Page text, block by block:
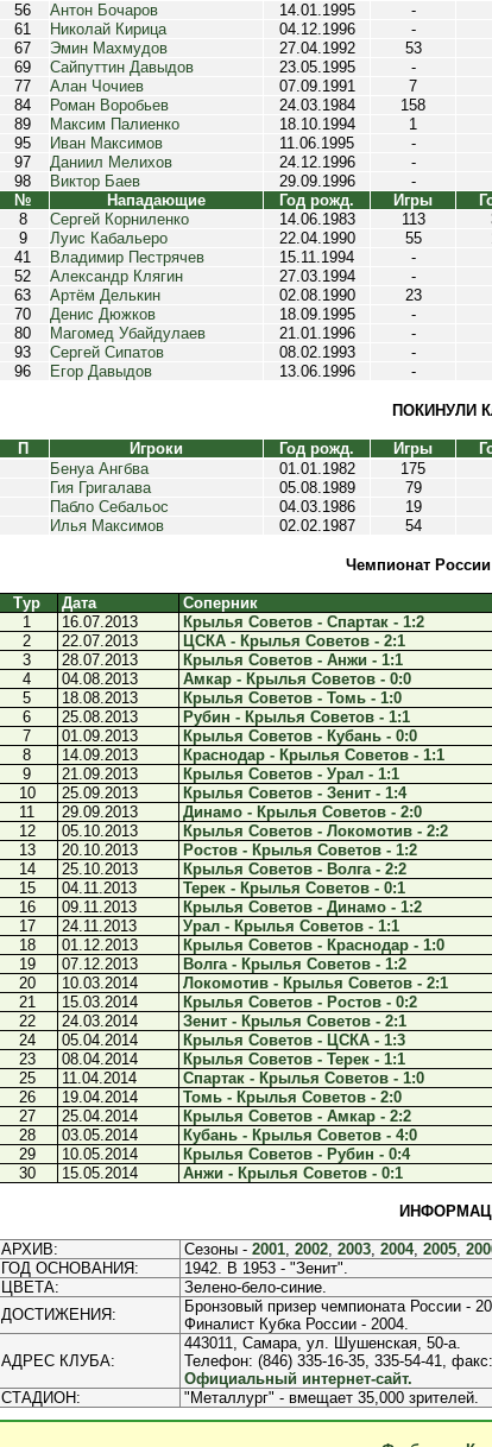
56
Антон Бочаров 14.01.1995 -
61
Николай Кирица 04.12.1996 -
67
Эмин Махмудов 27.04.1992 53
69
Сайпуттин Давыдов 23.05.1995 -
77
Алан Чочиев 07.09.1991 7
84
Роман Воробьев 24.03.1984 158
89
Максим Палиенко 18.10.1994 1
95
Иван Максимов 11.06.1995 -
97
Даниил Мелихов 24.12.1996 -
98
Виктор Баев 29.09.1996 -
№
Нападающие Год рожд. Игры
8
Сергей Корниленко 14.06.1983 113
9
Луис Кабальеро 22.04.1990 55
41
Владимир Пестрячев 15.11.1994 -
52
Александр Клягин 27.03.1994 -
63
Артём Делькин 02.08.1990 23
70
Денис Дюжков 18.09.1995 -
80
Магомед Убайдулаев 21.01.1996 -
93
Сергей Сипатов 08.02.1993 -
96
Егор Давыдов 13.06.1996 -
ПОКИНУЛИ
П Игроки Год рожд. Игры
Бенуа Ангбва
01.01.1982 175
Гия Григалава
05.08.1989 79
Пабло Себальос
04.03.1986 19
Илья Максимов
02.02.1987 54
Чемпионат России
Тур Дата Соперник
1
16.07.2013 Крылья Советов - Спартак - 1:2
2
22.07.2013 ЦСКА - Крылья Советов - 2:1
3
28.07.2013 Крылья Советов - Анжи - 1:1
4
04.08.2013
Амкар - Крылья Советов - 0:0
5
18.08.2013 Крылья Советов - Томь - 1:0
6
25.08.2013 Рубин - Крылья Советов - 1:1
7
01.09.2013
Крылья Советов - Кубань - 0:0
8
14.09.2013 Краснодар - Крылья Советов - 1:1
9
21.09.2013 Крылья Советов - Урал - 1:1
10
25.09.2013 Крылья Советов - Зенит - 1:4
11
29.09.2013
Динамо - Крылья Советов - 2:0
12
05.10.2013 Крылья Советов - Локомотив - 2:2
13
20.10.2013 Ростов - Крылья Советов - 1:2
14
25.10.2013 Крылья Советов - Волга - 2:2
15
04.11.2013 Терек - Крылья Советов - 0:1
16
09.11.2013 Крылья Советов - Динамо - 1:2
17
24.11.2013 Урал - Крылья Советов - 1:1
18
01.12.2013 Крылья Советов - Краснодар - 1:0
19
07.12.2013 Волга - Крылья Советов - 1:2
20
10.03.2014 Локомотив - Крылья Советов - 2:1
21
15.03.2014
Крылья Советов - Ростов - 0:2
22
24.03.2014 Зенит - Крылья Советов - 2:1
24
05.04.2014 Крылья Советов - ЦСКА - 1:3
23
08.04.2014 Крылья Советов - Терек - 1:1
25
11.04.2014
Спартак - Крылья Советов - 1:0
26
19.04.2014
Томь - Крылья Советов - 2:0
27
25.04.2014 Крылья Советов - Амкар - 2:2
28
03.05.2014
Кубань - Крылья Советов - 4:0
29
10.05.2014
Крылья Советов - Рубин - 0:4
30
15.05.2014 Анжи - Крылья Советов - 0:1
АРХИВ: Сезоны - 2001, 2002, 2003, 2004, 2005,
ГОД ОСНОВАНИЯ:
1942. В 1953 - "Зенит".
ЦВЕТА:
Зелено-бело-синие.
ДОСТИЖЕНИЯ:
Бронзовый призер чемпионата России -
Финалист Кубка России - 2004.
АДРЕС КЛУБА:
443011, Самара, ул. Шушенская, 50-а.
Телефон: (846) 335-16-35, 335-54-41,
Официальный интернет-сайт.
СТАДИОН:
"Металлург" - вмещает 35,000 зрителей.